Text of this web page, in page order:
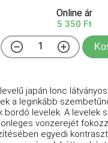
Online ár
5 350 Ft
japán lonc
a leginkább
bordó levelek. A levelek
vonzerejét
egyedi